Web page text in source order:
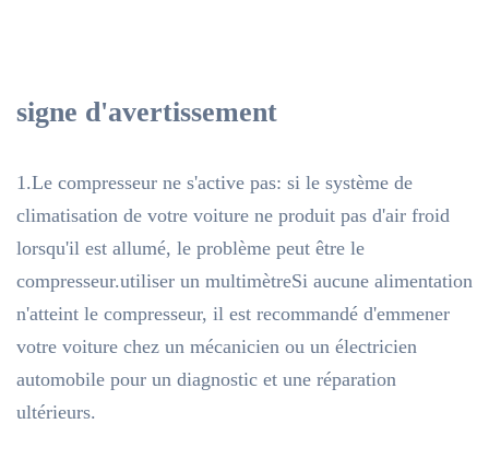
signe d'avertissement
1.Le compresseur ne s'active pas: si le système de
climatisation de votre voiture ne produit pas d'air froid
lorsqu'il est allumé, le problème peut être le
compresseur.utiliser un multimètreSi aucune alimentation
n'atteint le compresseur, il est recommandé d'emmener
votre voiture chez un mécanicien ou un électricien
automobile pour un diagnostic et une réparation
ultérieurs.